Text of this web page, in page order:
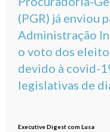
(PGR) já enviou
Administração
o voto dos
devido à covid-
legislativas de
Executive Digest com Lusa